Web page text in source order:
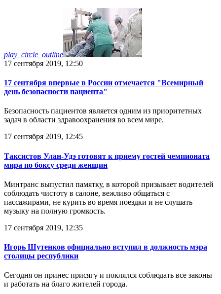
play_circle_outline
17 сентября 2019, 12:50
17 сентября впервые в России отмечается "Всемирный
день безопасности пациента"
Безопасность пациентов является одним из приоритетных
задач в области здравоохранения во всем мире.
17 сентября 2019, 12:45
Таксистов Улан-Удэ готовят к приему гостей чемпионата
мира по боксу среди женщин
Минтранс выпустил памятку, в которой призывает водителей
соблюдать чистоту в салоне, вежливо общаться с
пассажирами, не курить во время поездки и не слушать
музыку на полную громкость.
17 сентября 2019, 12:35
Игорь Шутенков официально вступил в должность мэра
столицы республики
Сегодня он принес присягу и поклялся соблюдать все законы
и работать на благо жителей города.